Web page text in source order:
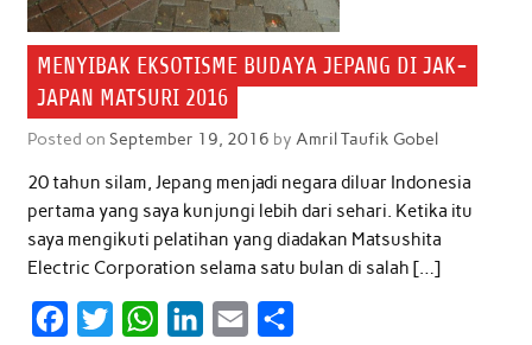
MENYIBAK EKSOTISME BUDAYA JEPANG DI JAK-
JAPAN MATSURI 2016
Posted on September 19, 2016 by Amril Taufik Gobel
20 tahun silam, Jepang menjadi negara diluar Indonesia
pertama yang saya kunjungi lebih dari sehari. Ketika itu
saya mengikuti pelatihan yang diadakan Matsushita
Electric Corporation selama satu bulan di salah […]
W